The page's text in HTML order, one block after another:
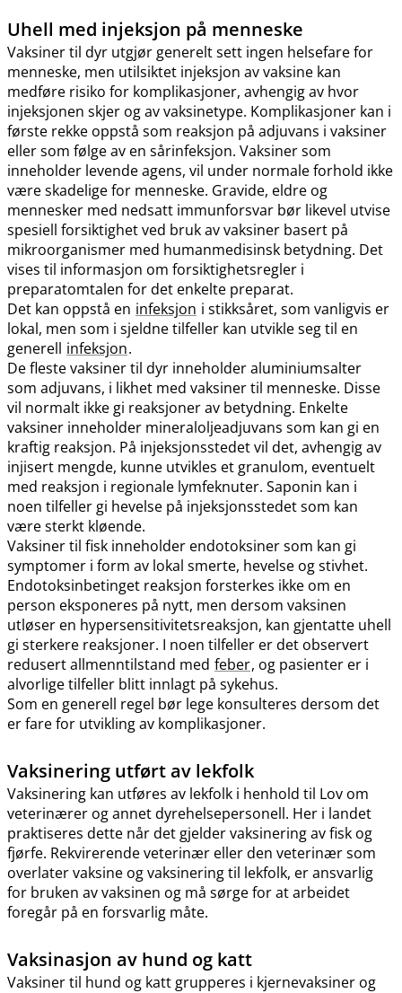
Uhell med injeksjon på menneske
Vaksiner til dyr utgjør generelt sett ingen helsefare for
menneske, men utilsiktet injeksjon av vaksine kan
medføre risiko for komplikasjoner, avhengig av hvor
injeksjonen skjer og av vaksinetype. Komplikasjoner kan i
første rekke oppstå som reaksjon på adjuvans i vaksiner
eller som følge av en sårinfeksjon. Vaksiner som
inneholder levende agens, vil under normale forhold ikke
være skadelige for menneske. Gravide, eldre og
mennesker med nedsatt immunforsvar bør likevel utvise
spesiell forsiktighet ved bruk av vaksiner basert på
mikroorganismer med humanmedisinsk betydning. Det
vises til informasjon om forsiktighetsregler i
preparatomtalen for det enkelte preparat.
Det kan oppstå en infeksjon i stikksåret, som vanligvis er
lokal, men som i sjeldne tilfeller kan utvikle seg til en
generell infeksjon.
De fleste vaksiner til dyr inneholder aluminiumsalter
som adjuvans, i likhet med vaksiner til menneske. Disse
vil normalt ikke gi reaksjoner av betydning. Enkelte
vaksiner inneholder mineraloljeadjuvans som kan gi en
kraftig reaksjon. På injeksjonsstedet vil det, avhengig av
injisert mengde, kunne utvikles et granulom, eventuelt
med reaksjon i regionale lymfeknuter. Saponin kan i
noen tilfeller gi hevelse på injeksjonsstedet som kan
være sterkt kløende.
Vaksiner til fisk inneholder endotoksiner som kan gi
symptomer i form av lokal smerte, hevelse og stivhet.
Endotoksinbetinget reaksjon forsterkes ikke om en
person eksponeres på nytt, men dersom vaksinen
utløser en hypersensitivitetsreaksjon, kan gjentatte uhell
gi sterkere reaksjoner. I noen tilfeller er det observert
redusert allmenntilstand med feber, og pasienter er i
alvorlige tilfeller blitt innlagt på sykehus.
Som en generell regel bør lege konsulteres dersom det
er fare for utvikling av komplikasjoner.
Vaksinering utført av lekfolk
Vaksinering kan utføres av lekfolk i henhold til Lov om
veterinærer og annet dyrehelsepersonell. Her i landet
praktiseres dette når det gjelder vaksinering av fisk og
fjørfe. Rekvirerende veterinær eller den veterinær som
overlater vaksine og vaksinering til lekfolk, er ansvarlig
for bruken av vaksinen og må sørge for at arbeidet
foregår på en forsvarlig måte.
Vaksinasjon av hund og katt
Vaksiner til hund og katt grupperes i kjernevaksiner og